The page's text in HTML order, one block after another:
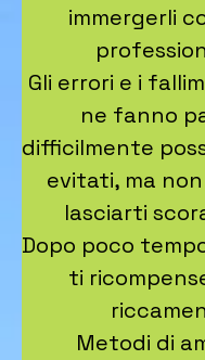
immergerli
Gli errori e i
ne fanno
difficilmente
evitati, ma
lasciarti
Dopo poco
ti
Metodi di